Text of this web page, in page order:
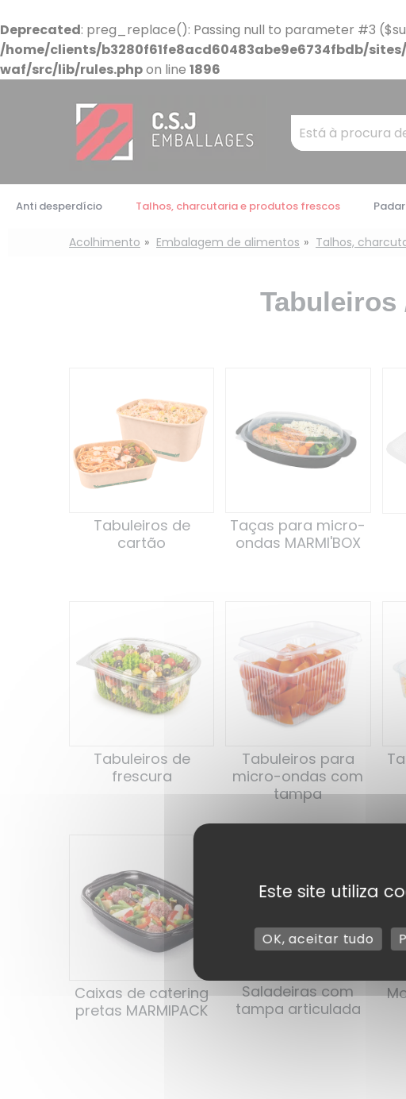
Deprecated: preg_replace(): Passing null to parameter #3
/home/clients/b3280f61fe8acd60483abe9e6734fbdb/
waf/src/lib/rules.phpon line 1896
Mots
clés
Anti desperdício Talhos, charcutaria e produtos frescos
Acolhimento Embalagem de alimentos Talhos,
Tabuleiros de
cartão
Taças para micro-
ondas MARMI'BOX
Tabuleiros de
frescura
Tabuleiros para
micro-ondas com
tampa
Caixas de catering
pretas MARMIPACK
Saladeiras com
tampa articulada
Este site utiliza
OK, aceitar tudo